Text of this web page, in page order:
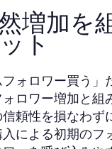
増加を
ト
フォロワー買う
ロワー増加と組
頼性を損なわず
による初期のフ